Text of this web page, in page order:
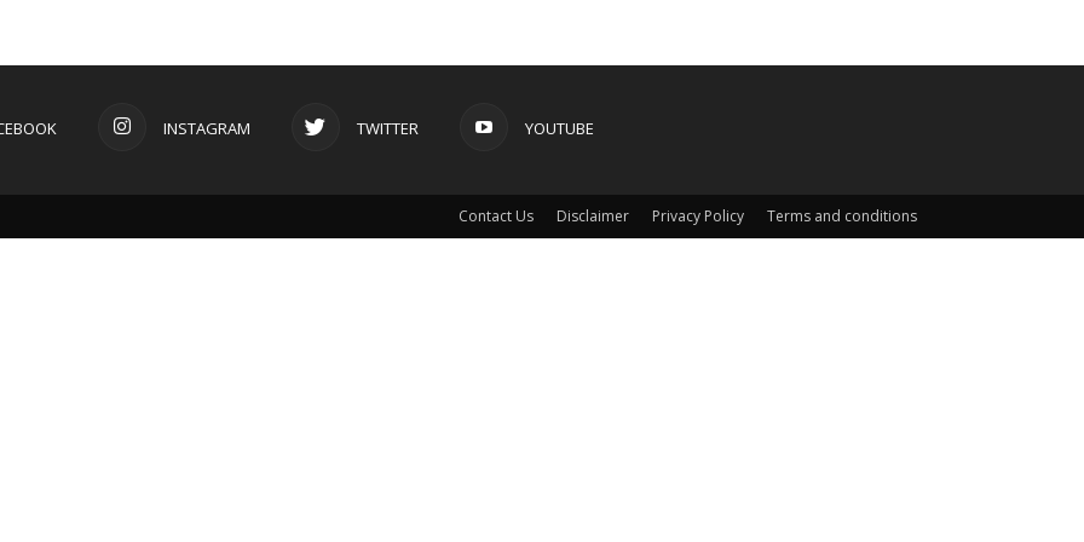
INSTAGRAM TWITTER YOUTUBE
Contact Us Disclaimer Privacy Policy Terms and conditions